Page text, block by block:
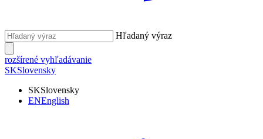
Hľadaný výraz
rozšírené vyhľadávanie
SKSlovensky
SKSlovensky
ENEnglish